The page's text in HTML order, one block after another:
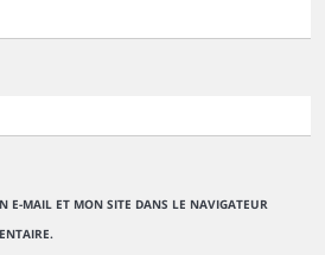
E-MAIL ET MON SITE DANS LE NAVIGATEUR